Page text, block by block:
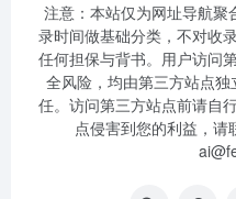
注意：本站仅为网址导航聚
录时间做基础分类，不对收
任何担保与背书。用户访问
全风险，均由第三方站点
任。访问第三方站点前请自
点侵害到您的利益，请